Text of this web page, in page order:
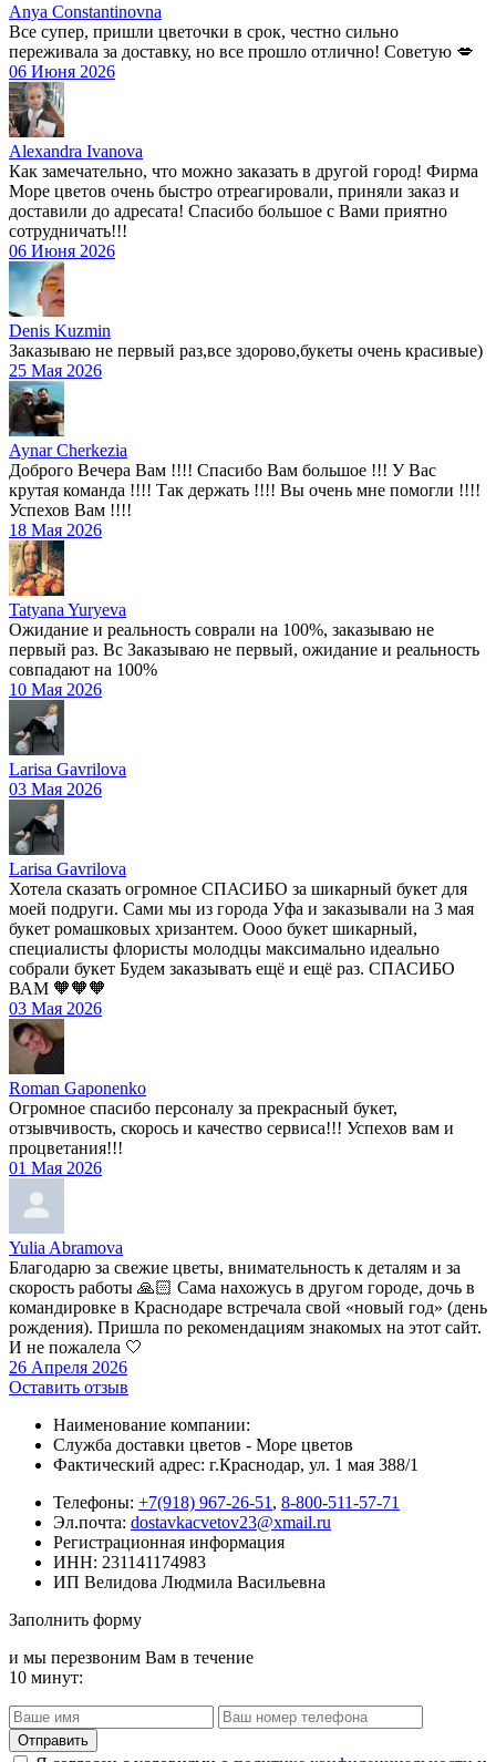
Anya Constantinovna
Все супер, пришли цветочки в срок, честно сильно
переживала за доставку, но все прошло отлично! Советую 💋
06 Июня 2026
Alexandra Ivanova
Как замечательно, что можно заказать в другой город! Фирма
Море цветов очень быстро отреагировали, приняли заказ и
доставили до адресата! Спасибо большое с Вами приятно
сотрудничать!!!
06 Июня 2026
Denis Kuzmin
Заказываю не первый раз,все здорово,букеты очень красивые)
25 Мая 2026
Aynar Cherkezia
Доброго Вечера Вам !!!! Спасибо Вам большое !!! У Вас
крутая команда !!!! Так держать !!!! Вы очень мне помогли !!!!
Успехов Вам !!!!
18 Мая 2026
Tatyana Yuryeva
Ожидание и реальность соврали на 100%, заказываю не
первый раз. Вс Заказываю не первый, ожидание и реальность
совпадают на 100%
10 Мая 2026
Larisa Gavrilova
03 Мая 2026
Larisa Gavrilova
Хотела сказать огромное СПАСИБО за шикарный букет для
моей подруги. Сами мы из города Уфа и заказывали на 3 мая
букет ромашковых хризантем. Оооо букет шикарный,
специалисты флористы молодцы максимально идеально
собрали букет Будем заказывать ещё и ещё раз. СПАСИБО
ВАМ 🧡🧡🧡
03 Мая 2026
Roman Gaponenko
Огромное спасибо персоналу за прекрасный букет,
отзывчивость, скорось и качество сервиса!!! Успехов вам и
процветания!!!
01 Мая 2026
Yulia Abramova
Благодарю за свежие цветы, внимательность к деталям и за
скорость работы 🙏🏻 Сама нахожусь в другом городе, дочь в
командировке в Краснодаре встречала свой «новый год» (день
рождения). Пришла по рекомендациям знакомых на этот сайт.
И не пожалела 🤍
26 Апреля 2026
Оставить отзыв
Наименование компании:
Служба доставки цветов - Море цветов
Фактический адрес: г.Краснодар, ул. 1 мая 388/1
Телефоны: +7(918) 967-26-51 , 8-800-511-57-71
Эл.почта: dostavkacvetov23@xmail.ru
Регистрационная информация
ИНН: 231141174983
ИП Велидова Людмила Васильевна
Заполнить форму
и мы перезвоним Вам в течение
10 минут: